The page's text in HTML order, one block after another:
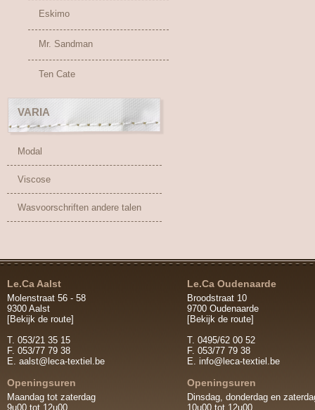
Eskimo
Mr. Sandman
Ten Cate
VARIA
Modal
Viscose
Wasvoorschriften andere talen
Le.Ca Aalst
Molenstraat 56 - 58
9300 Aalst
[Bekijk de route]
T. 053/21 35 15
F. 053/77 79 38
E. aalst@leca-textiel.be
Openingsuren
Maandag tot zaterdag
9u00 tot 12u00
Le.Ca Oudenaarde
Broodstraat 10
9700 Oudenaarde
[Bekijk de route]
T. 0495/62 00 52
F. 053/77 79 38
E. info@leca-textiel.be
Openingsuren
Dinsdag, donderdag en
10u00 tot 12u00